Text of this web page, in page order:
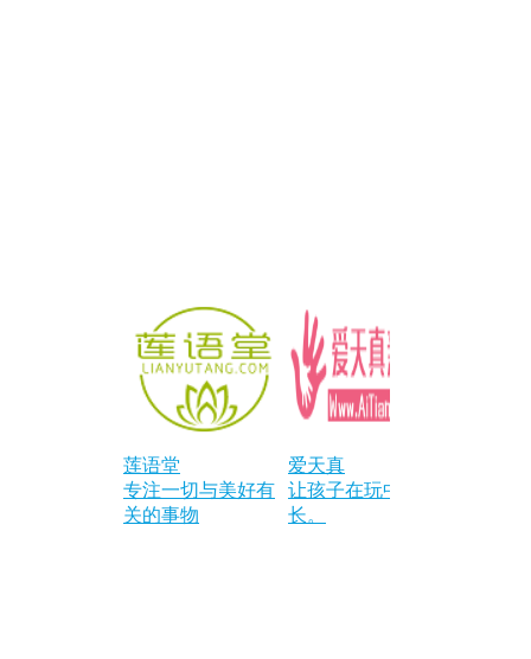
莲语堂
专注一切与美好有
关的事物
爱天真
让孩子在玩中成
长。